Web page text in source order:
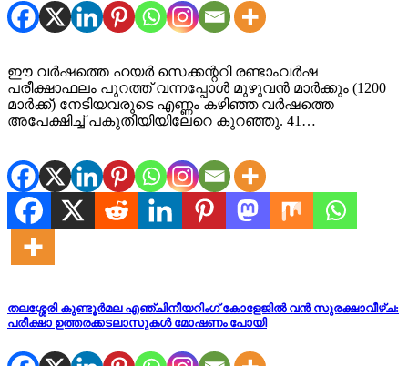
ഈ വർഷത്തെ ഹയർ സെക്കന്ററി രണ്ടാംവർഷ
പരീക്ഷാഫലം പുറത്ത് വന്നപ്പോൾ മുഴുവൻ മാർക്കും (1200
മാർക്ക്) നേടിയവരുടെ എണ്ണം കഴിഞ്ഞ വർഷത്തെ
അപേക്ഷിച്ച് പകുതിയിയിലേറെ കുറഞ്ഞു. 41…
തലശ്ശേരി കുണ്ടൂർമല എഞ്ചിനീയറിംഗ് കോളേജിൽ വൻ സുരക്ഷാവീഴ്ച:
പരീക്ഷാ ഉത്തരക്കടലാസുകൾ മോഷണം പോയി